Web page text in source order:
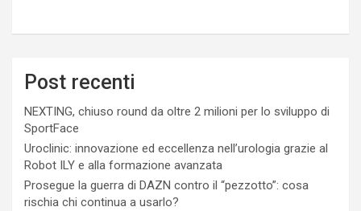
Post recenti
NEXTING, chiuso round da oltre 2 milioni per lo sviluppo di
SportFace
Uroclinic: innovazione ed eccellenza nell’urologia grazie al
Robot ILY e alla formazione avanzata
Prosegue la guerra di DAZN contro il “pezzotto”: cosa
rischia chi continua a usarlo?